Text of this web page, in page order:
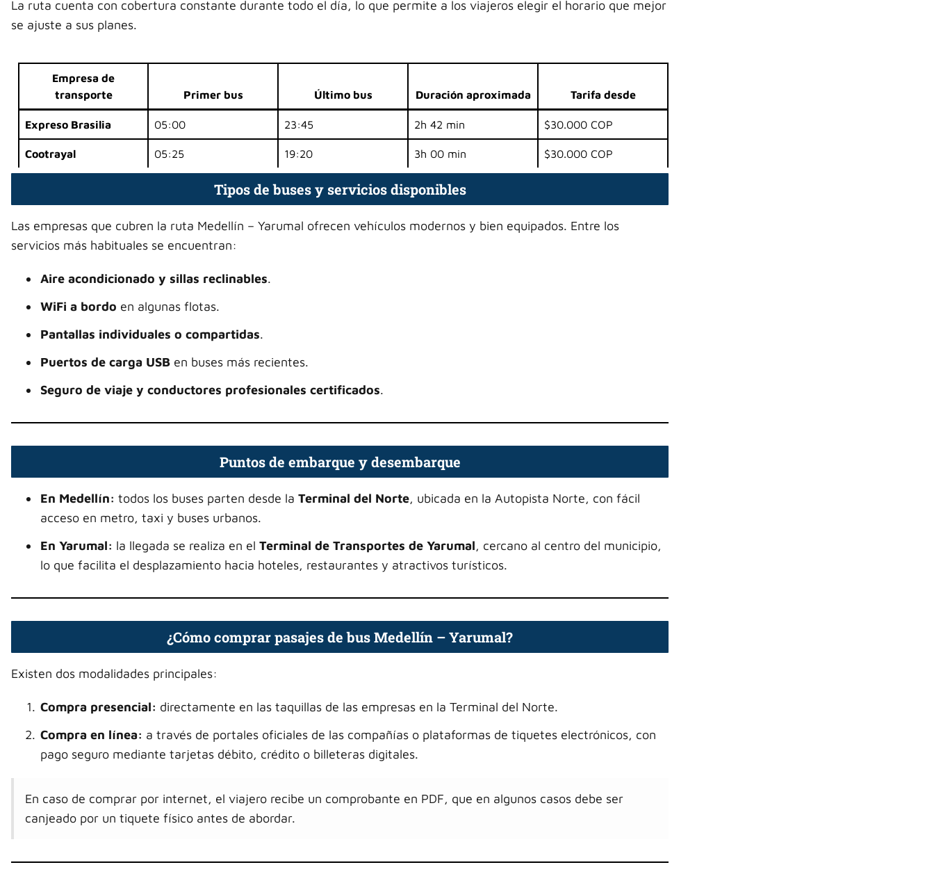
La ruta cuenta con cobertura constante durante todo el día, lo que permite a los viajeros elegir el horario que mejor
se ajuste a sus planes.
Empresa de
transporte
Primer bus Último bus Duración aproximada Tarifa desde
Expreso Brasilia 05:00 23:45 2h 42 min $30.000 COP
Cootrayal 05:25 19:20 3h 00 min $30.000 COP
Tipos de buses y servicios disponibles
Las empresas que cubren la ruta Medellín – Yarumal ofrecen vehículos modernos y bien equipados. Entre los
servicios más habituales se encuentran:
Aire acondicionado y sillas reclinables.
WiFi a bordo en algunas flotas.
Pantallas individuales o compartidas.
Puertos de carga USB en buses más recientes.
Seguro de viaje y conductores profesionales certificados.
Puntos de embarque y desembarque
En Medellín: todos los buses parten desde la Terminal del Norte, ubicada en la Autopista Norte, con fácil
acceso en metro, taxi y buses urbanos.
En Yarumal: la llegada se realiza en el Terminal de Transportes de Yarumal, cercano al centro del municipio,
lo que facilita el desplazamiento hacia hoteles, restaurantes y atractivos turísticos.
¿Cómo comprar pasajes de bus Medellín – Yarumal?
Existen dos modalidades principales:
Compra presencial: directamente en las taquillas de las empresas en la Terminal del Norte.
Compra en línea: a través de portales oficiales de las compañías o plataformas de tiquetes electrónicos, con
pago seguro mediante tarjetas débito, crédito o billeteras digitales.
En caso de comprar por internet, el viajero recibe un comprobante en PDF, que en algunos casos debe ser
canjeado por un tiquete físico antes de abordar.